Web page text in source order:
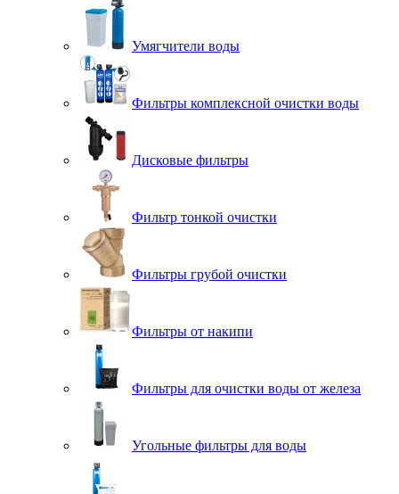
Умягчители воды
Фильтры комплексной очистки воды
Дисковые фильтры
Фильтр тонкой очистки
Фильтры грубой очистки
Фильтры от накипи
Фильтры для очистки воды от железа
Угольные фильтры для воды